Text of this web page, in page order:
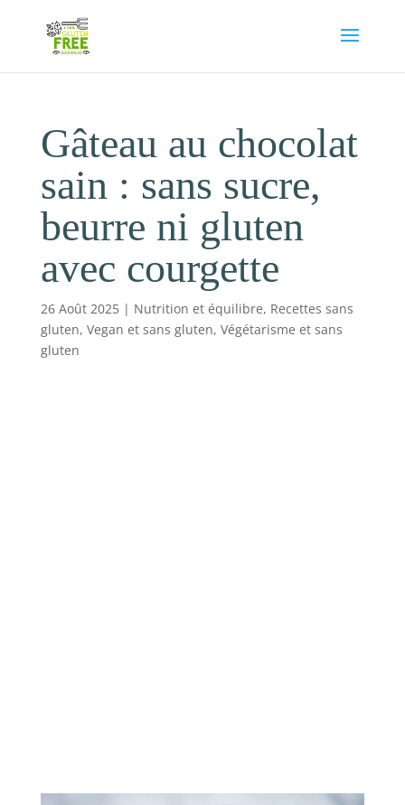
Gâteau au chocolat
sain : sans sucre,
beurre ni gluten
avec courgette
26 Août 2025| Nutrition et équilibre, Recettes sans
gluten, Vegan et sans gluten, Végétarisme et sans
gluten